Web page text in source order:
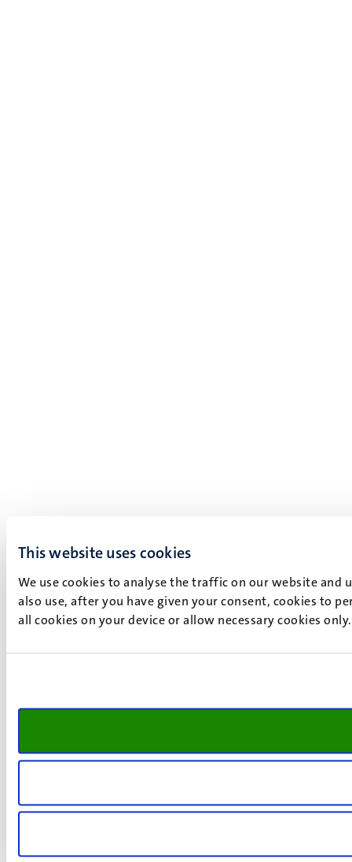
This website uses cookies
We use cookies to analyse the traffic on our website and
also use, after you have given your consent, cookies to
all cookies on your device or allow necessary cookies